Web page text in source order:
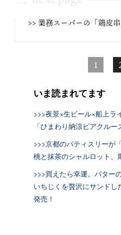
>> 業務スーパーの「鶏皮
1
いま読まれてます
>>>夜景×生ビール×船上ラ
「ひまわり納涼ビアクル
>>>京都のパティスリーが
桃と抹茶のシャルロット、
>>>買えたら幸運。バター
いちじくを贅沢にサンドし
発売！